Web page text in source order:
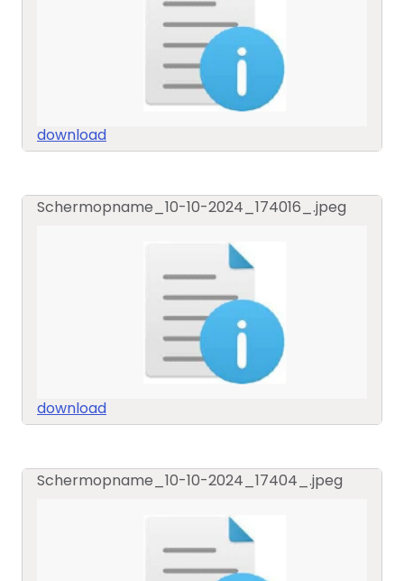
download
Schermopname_10-10-2024_174016_.jpeg
download
Schermopname_10-10-2024_17404_.jpeg